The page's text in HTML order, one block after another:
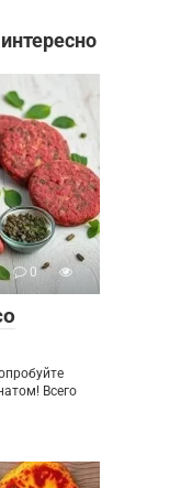
0
Всего